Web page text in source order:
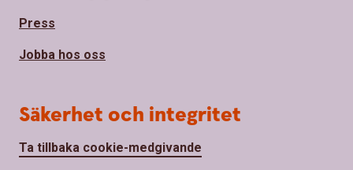
Press
Jobba hos oss
Säkerhet och integritet
Ta tillbaka cookie-medgivande